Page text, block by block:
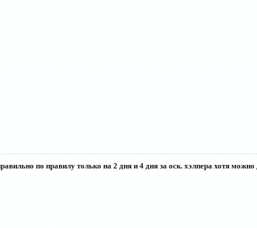
по правилу только на 2 дня и 4 дня за оск. хэлпера хотя